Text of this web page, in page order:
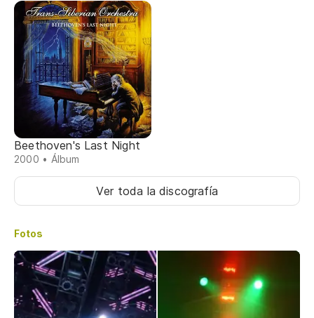
Beethoven's Last Night
2000 • Álbum
Ver toda la discografía
Fotos